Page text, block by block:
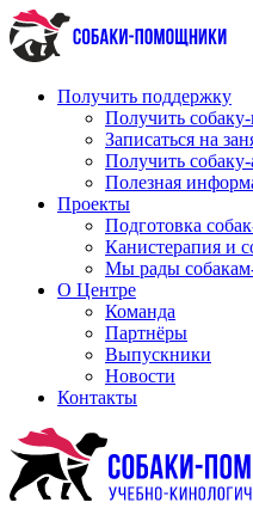
Перейти
к
содержимому
Получить поддержку
Получить
Записаться на
Получить собаку-
Полезная
Проекты
Подготовка
Канистерапия и
Мы рады
О Центре
Команда
Партнёры
Выпускники
Новости
Контакты